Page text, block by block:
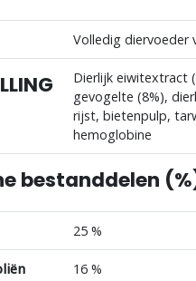
Volledig diervoeder
Dierlijk eiwitextract
gevogelte (8%),
rijst, bietenpulp,
hemoglobine
bestanddelen
25 %
16 %